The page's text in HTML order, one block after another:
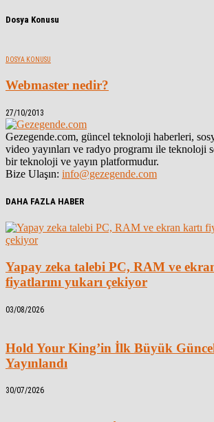
Dosya Konusu
DOSYA KONUSU
Webmaster nedir?
27/10/2013
Gezegende.com, güncel teknoloji haberleri,
video yayınları ve radyo programı ile teknoloji
bir teknoloji ve yayın platformudur.
Bize Ulaşın: info@gezegende.com
DAHA FAZLA HABER
Yapay zeka talebi PC, RAM ve
fiyatlarını yukarı çekiyor
03/08/2026
Hold Your King’in İlk Büyük
Yayınlandı
30/07/2026